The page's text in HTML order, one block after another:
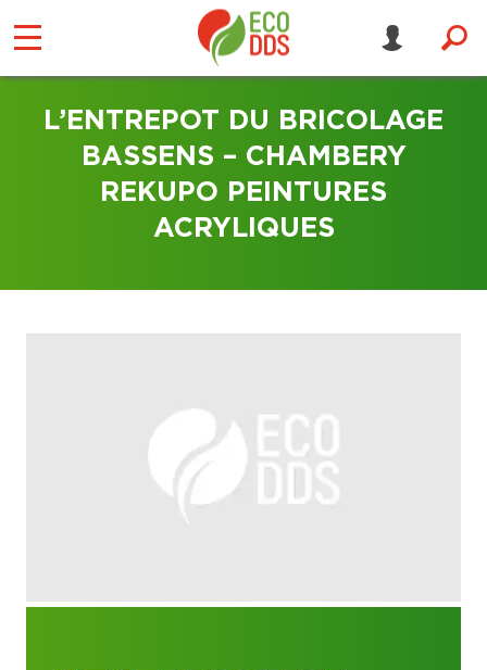
L’ENTREPOT DU BRICOLAGE
BASSENS – CHAMBERY
REKUPO PEINTURES
ACRYLIQUES